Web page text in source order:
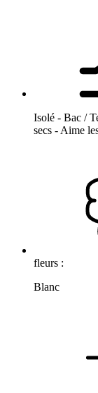
Isolé - Bac /
secs - Aime
fleurs :
Blanc